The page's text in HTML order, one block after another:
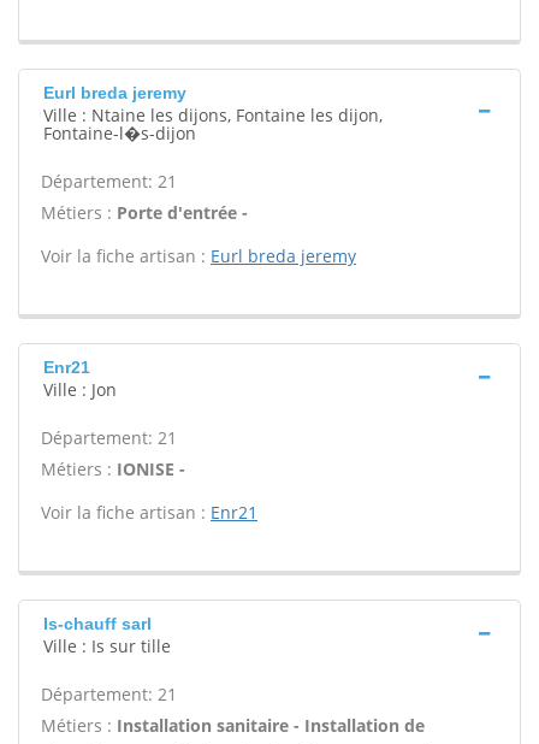
Eurl breda jeremy
Ville : Ntaine les dijons, Fontaine les dijon,
Fontaine-l�s-dijon
Département: 21
Métiers : Porte d'entrée -
Voir la fiche artisan : Eurl breda jeremy
Enr21
Ville : Jon
Département: 21
Métiers : IONISE -
Voir la fiche artisan : Enr21
Is-chauff sarl
Ville : Is sur tille
Département: 21
Métiers : Installation sanitaire - Installation de